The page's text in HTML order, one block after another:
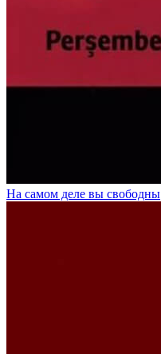
На самом деле вы свободны